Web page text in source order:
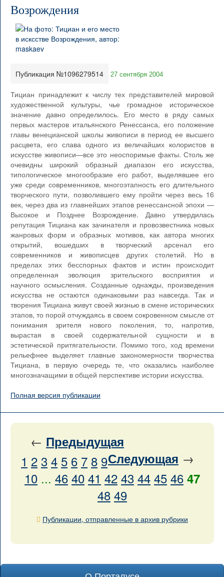
Возрождения
Публикация №1096279514 27 сентября 2004
Тициан принадлежит к числу тех представителей мировой
художественной культуры, чье громадное историческое
значение давно определилось. Его место в ряду самых
первых мастеров итальянского Ренессанса, его положение
главы венецианской школы живописи в период ее высшего
расцвета, его слава одного из величайших колористов в
искусстве живописи—все это неоспоримые факты. Столь же
очевидны широкий образный диапазон его искусства,
типологическое многообразие его работ, выделявшее его
уже среди современников, многоэтапность его длительного
творческого пути, позволившего ему пройти через весь 16
век, через два из главнейших этапов ренессансной эпохи —
Высокое и Позднее Возрождение. Давно утвердилась
репутация Тициана как зачинателя и провозвестника новых
жанровых форм и образных мотивов, как автора многих
открытий, вошедших в творческий арсенал его
современников и живописцев других столетий. Но в
пределах этих бесспорных фактов и истин происходит
определенная эволюция зрительского восприятия и
научного осмысления. Созданные однажды, произведения
искусства не остаются одинаковыми раз навсегда. Так и
творения Тициана живут своей жизнью в смене исторических
этапов, то порой отчуждаясь в своем сокровенном смысле от
понимания зрителя нового поколения, то, напротив,
вырастая в своей содержательной сущности и в
эстетической притягательности. Помимо того, ход времени
рельефнее выделяет главные закономерности творчества
Тициана, в первую очередь те, что оказались наиболее
многозначащими в общей перспективе истории искусства.
Полная версия публикации
← Предыдущая
Следующая →
1 2 3 4 5 6 7 8 9
10 ... 46 40 41 42 43 44 45 46 47
48 49
Публикации, отправленные в архив рубрики